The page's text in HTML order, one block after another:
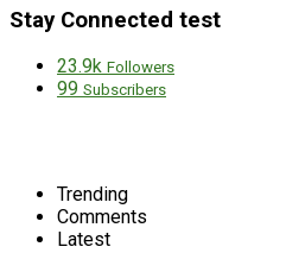
Stay Connected test
23.9k Followers
99 Subscribers
Trending
Comments
Latest